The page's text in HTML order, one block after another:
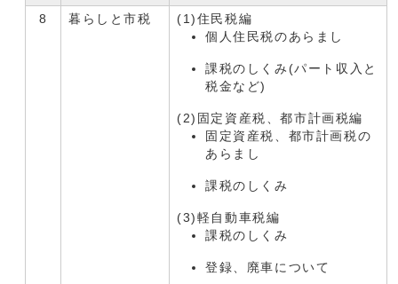
8
暮らしと市税
(1)住民税編
個人住民税のあらまし
課税のしくみ(パート収入と
税金など)
(2)固定資産税、都市計画税編
固定資産税、都市計画税の
あらまし
課税のしくみ
(3)軽自動車税編
課税のしくみ
登録、廃車について